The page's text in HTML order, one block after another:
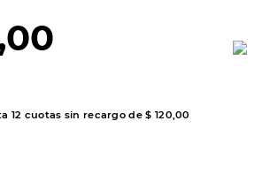
00
12 cuotas sin recargo de$ 120 ,00